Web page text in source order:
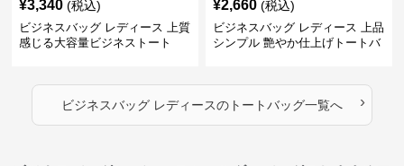
¥3,340 (税込)
ビジネスバッグ レディース 上質
感じる大容量ビジネストート
¥2,660 (税込)
ビジネスバッグ レディース 上品
シンプル 艶やか仕上げトートバ
ビジネスバッグ レディースのトートバッグ一覧へ ›